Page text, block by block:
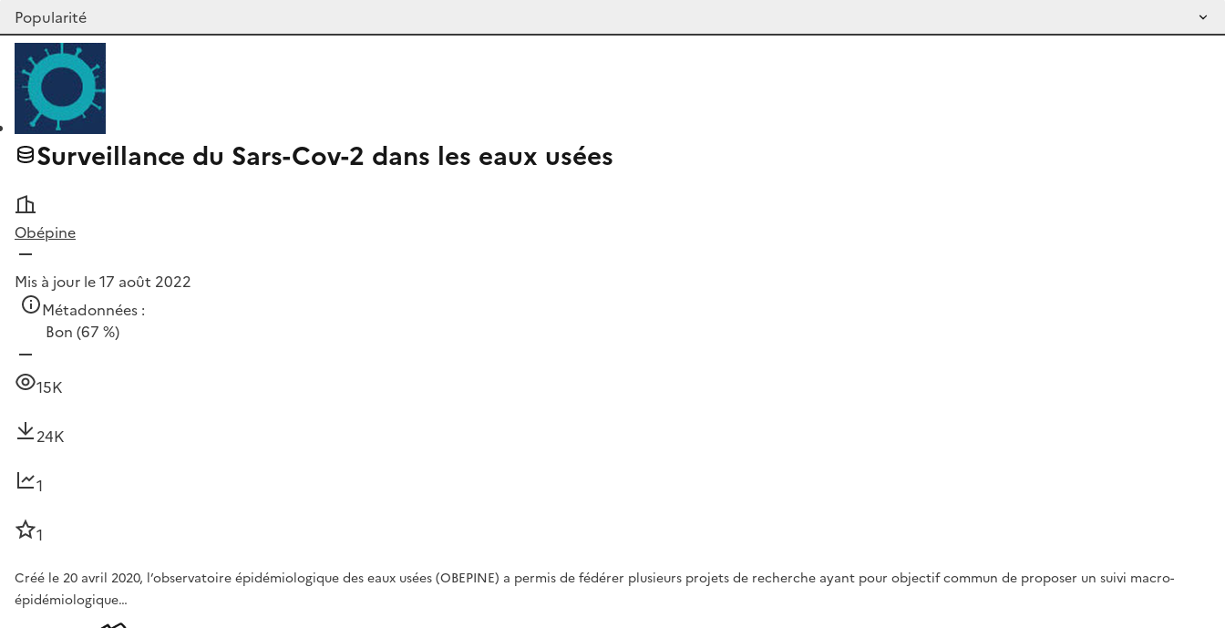
Surveillance du Sars-Cov-2 dans les eaux usées
Obépine
Mis à jour le 17 août 2022
Métadonnées :
Bon (67 %)
15K
24K
1
1
Créé le 20 avril 2020, l’observatoire épidémiologique des eaux usées (OBEPINE) a permis de fédérer plusieurs projets de recherche ayant pour objectif commun de proposer un suivi macro-
épidémiologique…